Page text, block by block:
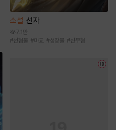
소설 선자
7.1만
#선협물 #마교 #성장물 #신무협